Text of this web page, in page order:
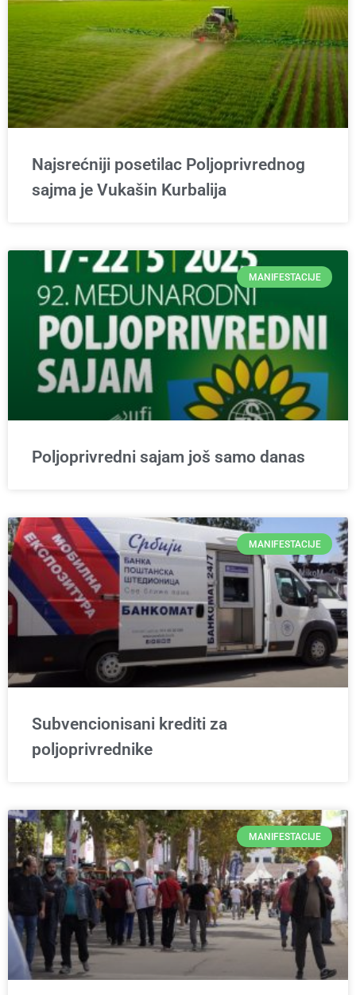
Najsrećniji posetilac Poljoprivrednog
sajma je Vukašin Kurbalija
MANIFESTACIJE
Poljoprivredni sajam još samo danas
MANIFESTACIJE
Subvencionisani krediti za
poljoprivrednike
MANIFESTACIJE